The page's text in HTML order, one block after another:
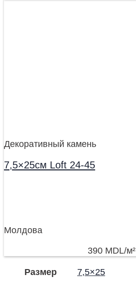
Декоративный камень
7,5×25см Loft 24-45
Молдова
390 MDL/м²
Размер 7,5×25